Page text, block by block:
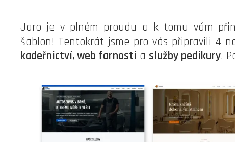
Jaro je v plném proudu a k tomu vám
šablon! Tentokrát jsme pro vás připravili 4
kadeřnictví, web farnosti a služby pedikury.